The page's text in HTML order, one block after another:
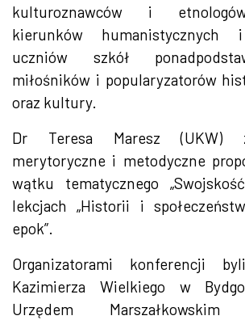
kulturoznawców i
kierunków humanistycznych i
uczniów szkół
miłośników i popularyzatorów
oraz kultury.
Dr Teresa Maresz (UKW)
merytoryczne i metodyczne
wątku tematycznego
lekcjach „Historii i
epok”.
Organizatorami konferencji
Kazimierza Wielkiego w
Urzędem Marszałkowskim